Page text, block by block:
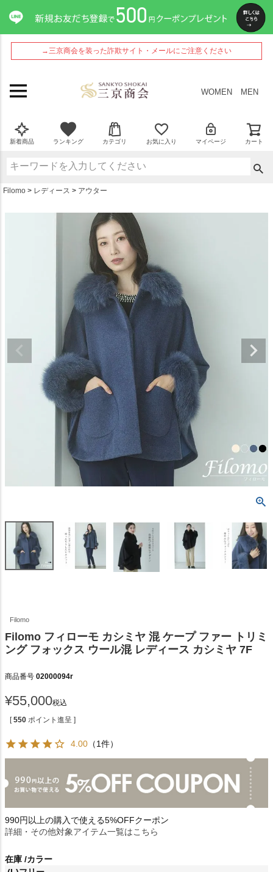
→三京商会を装った詐欺サイト・メールにご注意ください
WOMEN MEN
新着商品 ランキング カテゴリ お気に入り マイページ カート
Filomo レディース アウター
Filomo
Filomo フィローモ カシミヤ 混 ケープ ファー トリミ
ング フォックス ウール混 レディース カシミヤ 7F
商品番号 02000094r
¥55,000税込
[ 550 ポイント進呈 ]
4.00 （1件）
990円以上の購入で使える5%OFFクーポン
詳細・その他対象アイテム一覧はこちら
在庫 カラー
ペー
ジト
ップ
へ